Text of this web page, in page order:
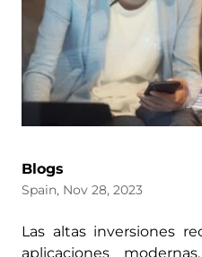
Blogs
Spain, Nov 28, 2023
Las altas inversiones
aplicaciones